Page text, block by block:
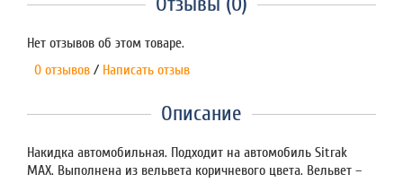
Нет отзывов об этом товаре.
0 отзывов / Написать отзыв
Описание
Накидка автомобильная. Подходит на автомобиль Sitrak
MAX. Выполнена из вельвета коричневого цвета. Вельвет –